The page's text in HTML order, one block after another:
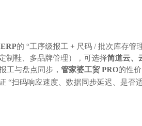
的 “工序级报工 + 尺码 / 批次库存管
制鞋、多品牌管理），可选择简道云、
工与盘点同步， 管家婆工贸 PRO的性
“扫码响应速度、数据同步延迟、是否